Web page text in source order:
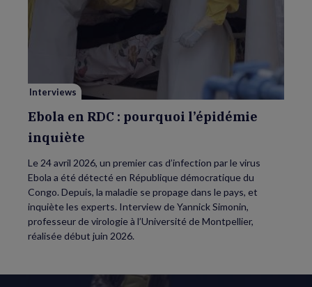
Ebola
RDC
:
pourquoi
l’épidémie
Interviews
Ebola en RDC : pourquoi l’épidémie
inquiète
Le 24 avril 2026, un premier cas d’infection par le virus
Ebola a été détecté en République démocratique du
Congo. Depuis, la maladie se propage dans le pays, et
inquiète les experts. Interview de Yannick Simonin,
professeur de virologie à l’Université de Montpellier,
réalisée début juin 2026.